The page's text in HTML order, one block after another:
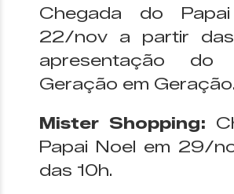
Chegada do
22/nov a partir
apresentação
Geração em Geração.
Mister Shopping:
Papai Noel em 29/
das 10h.